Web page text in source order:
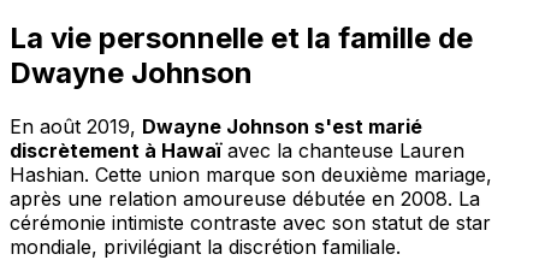
La vie personnelle et la famille de
Dwayne Johnson
En août 2019, Dwayne Johnson s'est marié
discrètement à Hawaïavec la chanteuse Lauren
Hashian. Cette union marque son deuxième mariage,
après une relation amoureuse débutée en 2008. La
cérémonie intimiste contraste avec son statut de star
mondiale, privilégiant la discrétion familiale.